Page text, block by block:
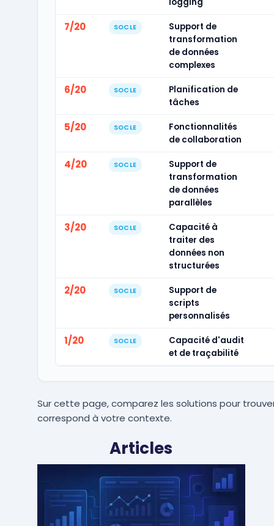
7/20 SOCLE
Support de
transformation
de données
complexes
6/20 SOCLE
Planification de
tâches
5/20 SOCLE
Fonctionnalités
de collaboration
4/20 SOCLE
Support de
transformation
de données
parallèles
3/20 SOCLE
Capacité à
traiter des
données non
structurées
2/20 SOCLE
Support de
scripts
personnalisés
1/20 SOCLE
Capacité d'audit
et de traçabilité
Sur cette page, comparez les solutions pour
correspond à votre contexte.
Articles